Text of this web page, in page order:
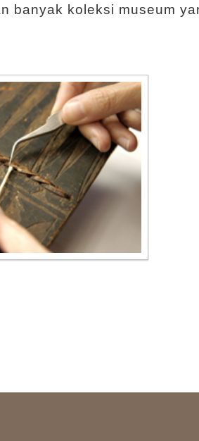
banyak koleksi museum